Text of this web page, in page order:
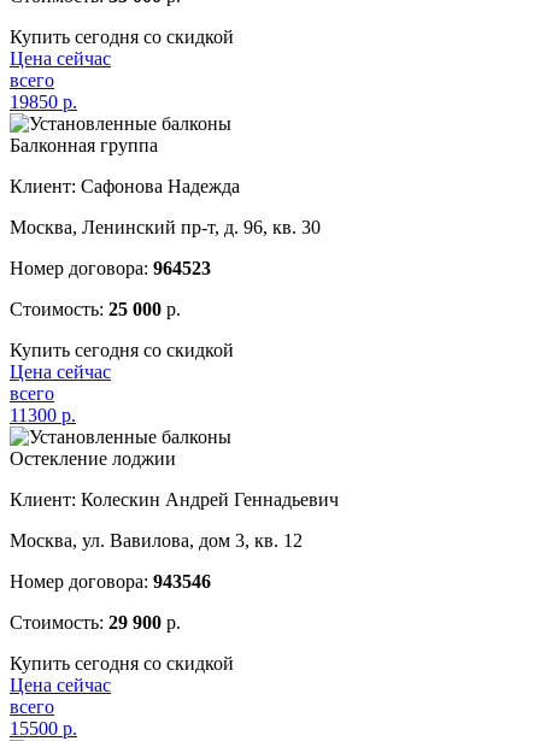
Купить сегодня со скидкой
Цена сейчас
всего
19850 р.
Балконная группа
Клиент: Сафонова Надежда
Москва, Ленинский пр-т, д. 96, кв. 30
Номер договора: 964523
Стоимость: 25 000 р.
Купить сегодня со скидкой
Цена сейчас
всего
11300 р.
Остекление лоджии
Клиент: Колескин Андрей Геннадьевич
Москва, ул. Вавилова, дом 3, кв. 12
Номер договора: 943546
Стоимость: 29 900 р.
Купить сегодня со скидкой
Цена сейчас
всего
15500 р.